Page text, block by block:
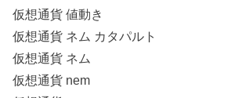
仮想通貨 値動き
仮想通貨 ネム カタパルト
仮想通貨 ネム
仮想通貨 nem